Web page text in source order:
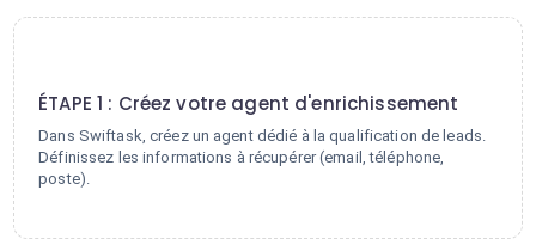
ÉTAPE 1 : Créez votre agent d'enrichissement
Dans Swiftask, créez un agent dédié à la qualification de leads.
Définissez les informations à récupérer (email, téléphone,
poste).